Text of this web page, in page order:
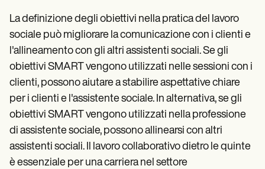
La definizione degli obiettivi nella pratica del lavoro
sociale può migliorare la comunicazione con i clienti e
l'allineamento con gli altri assistenti sociali. Se gli
obiettivi SMART vengono utilizzati nelle sessioni con i
clienti, possono aiutare a stabilire aspettative chiare
per i clienti e l'assistente sociale. In alternativa, se gli
obiettivi SMART vengono utilizzati nella professione
di assistente sociale, possono allinearsi con altri
assistenti sociali. Il lavoro collaborativo dietro le quinte
è essenziale per una carriera nel settore